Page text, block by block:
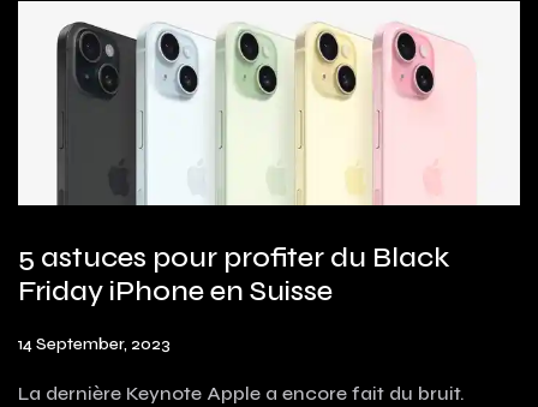
5 astuces pour profiter du Black
Friday iPhone en Suisse
14 September, 2023
La dernière Keynote Apple a encore fait du bruit.